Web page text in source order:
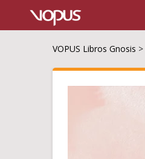
VOPUS Libros Gnosis >